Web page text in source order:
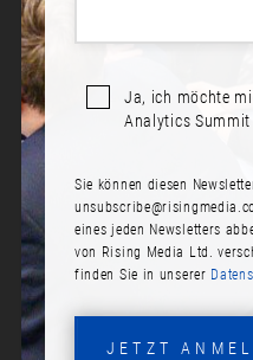
MMM:
Datum:
Dienstag, 19.
Ja, ich möchte
Analytics
Sie können diesen
eines jeden Newsletters
von Rising Media Ltd.
finden Sie in unserer
JETZT